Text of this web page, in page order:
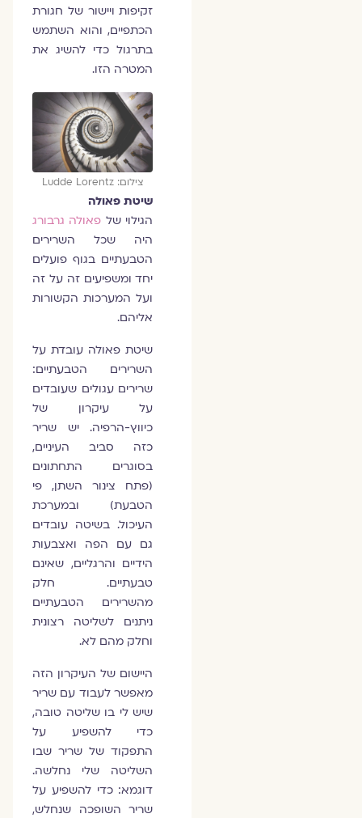
זקיפות ויישור של חגורת
הכתפיים, והוא השתמש
בתרגול כדי להשיג את
המטרה הזו.
צילום: Ludde Lorentz
שיטת פאולה
הגילוי שלפאולה גרבורג
היה שכל השרירים
הטבעתיים בגוף פועלים
יחד ומשפיעים זה על זה
ועל המערכות הקשורות
אליהם.
שיטת פאולה עובדת על
השרירים הטבעתיים:
שרירים עגולים שעובדים
על עיקרון של
כיווץ-הרפיה. יש שריר
כזה סביב העיניים,
בסוגרים התחתונים
(פתח צינור השתן, פי
הטבעת) ובמערכת
העיכול. בשיטה עובדים
גם עם הפה ואצבעות
הידיים והרגליים, שאינם
טבעתיים. חלק
מהשרירים הטבעתיים
ניתנים לשליטה רצונית
וחלק מהם לא.
היישום של העיקרון הזה
מאפשר לעבוד עם שריר
שיש לי בו שליטה טובה,
כדי להשפיע על
התפקוד של שריר שבו
השליטה שלי נחלשה.
דוגמא: כדי להשפיע על
שריר השופכה שנחלש,